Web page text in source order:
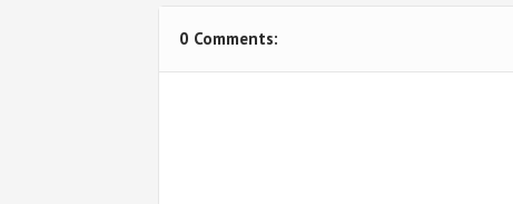
0 Comments: